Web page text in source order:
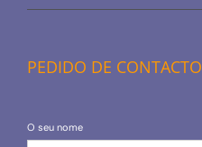
PEDIDO DE CONTACTO
O seu nome